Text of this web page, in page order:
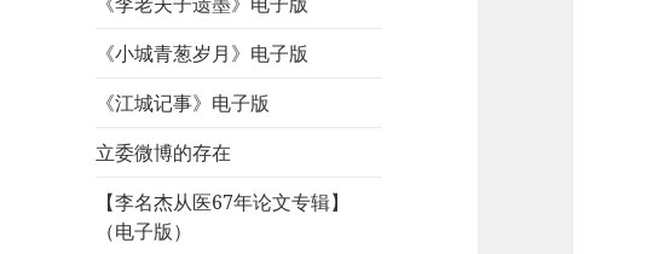
《小城青葱岁月》电子版
《江城记事》电子版
立委微博的存在
【李名杰从医67年论文专辑】
（电子版）